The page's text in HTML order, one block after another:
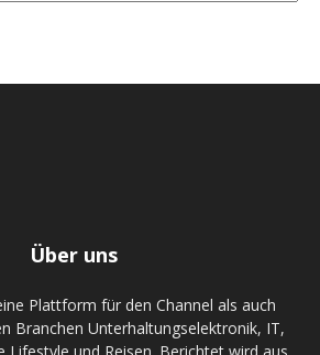
Über uns
Plattform für den Channel als auch
Branchen Unterhaltungselektronik, IT,
Lifestyle und Reisen. Berichtet wird aus